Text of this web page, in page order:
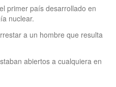
primer país desarrollado en
nuclear.
a un hombre que resulta
abiertos a cualquiera en